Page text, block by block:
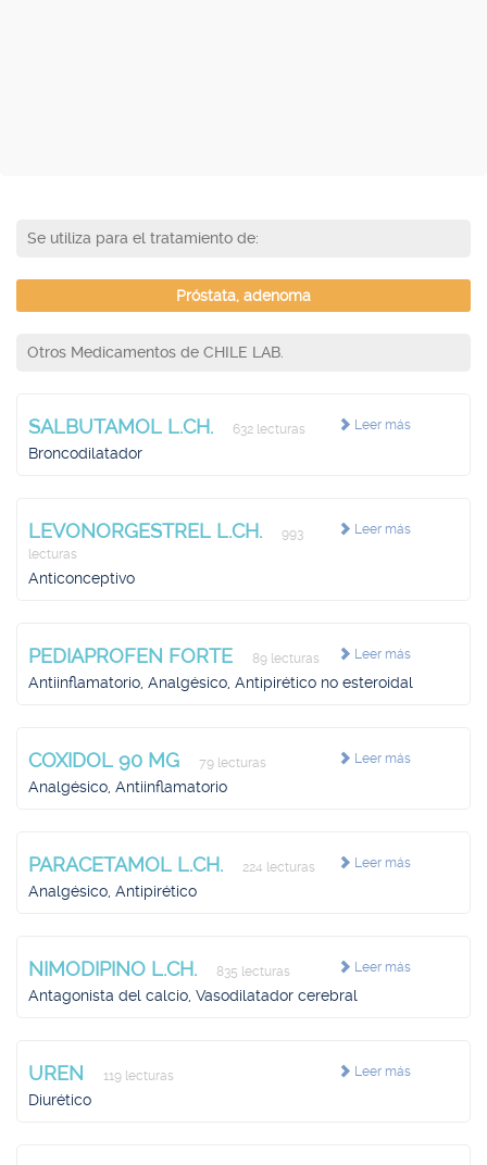
Se utiliza para el tratamiento de:
Próstata, adenoma
Otros Medicamentos de CHILE LAB.
Leer más
SALBUTAMOL L.CH. 632 lecturas
Broncodilatador
Leer más
LEVONORGESTREL L.CH.
993
lecturas
Anticonceptivo
Leer más
PEDIAPROFEN FORTE 89 lecturas
Antiinflamatorio, Analgésico, Antipirético no esteroidal
Leer más
COXIDOL 90 MG 79 lecturas
Analgésico, Antiinflamatorio
Leer más
PARACETAMOL L.CH. 224 lecturas
Analgésico, Antipirético
Leer más
NIMODIPINO L.CH. 835 lecturas
Antagonista del calcio, Vasodilatador cerebral
Leer más
UREN 119 lecturas
Diurético